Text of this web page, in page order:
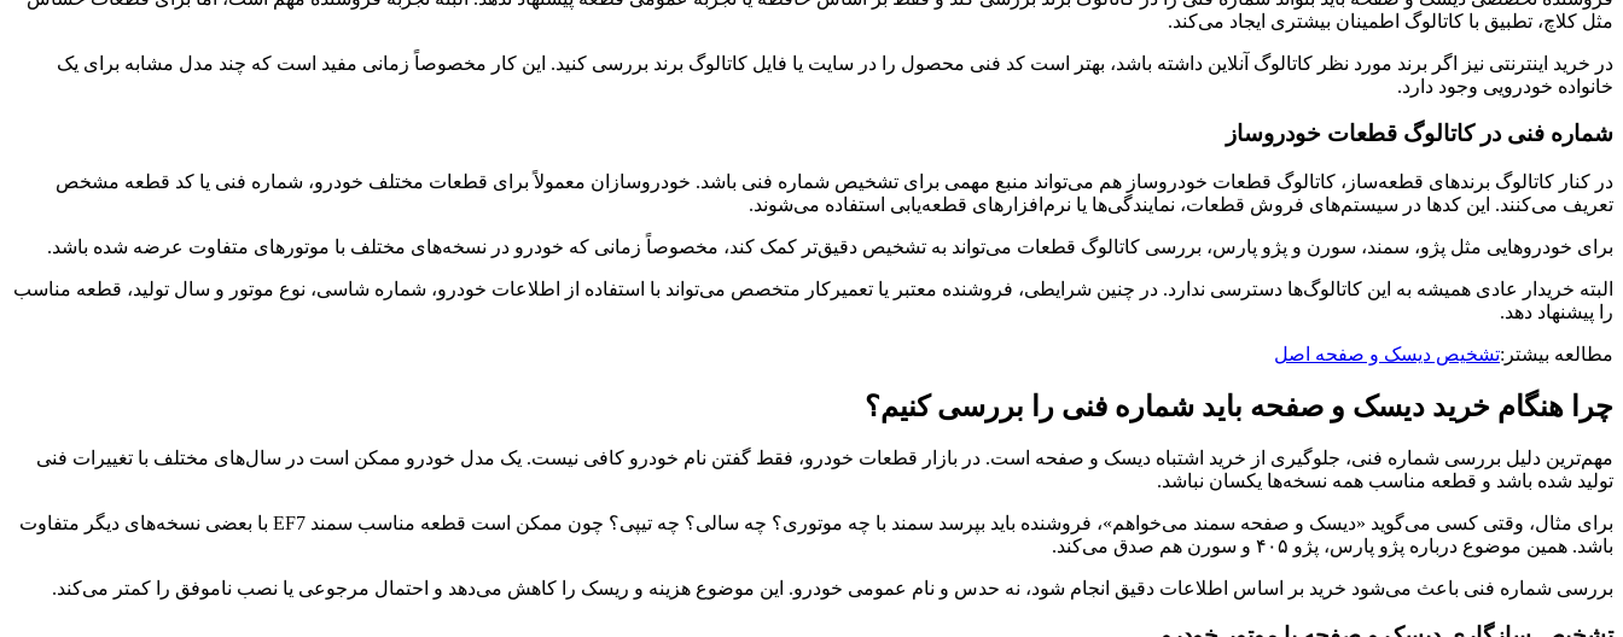
مثل کلاچ، تطبیق با کاتالوگ اطمینان بیشتری ایجاد می‌کند.
در خرید اینترنتی نیز اگر برند مورد نظر کاتالوگ آنلاین داشته باشد، بهتر است کد فنی محصول را در سایت یا فایل کاتالوگ برند بررسی کنید. این کار مخصوصاً زمانی مفید است که چند مدل مشابه برای یک
خانواده خودرویی وجود دارد.
شماره فنی در کاتالوگ قطعات خودروساز
در کنار کاتالوگ برندهای قطعه‌ساز، کاتالوگ قطعات خودروساز هم می‌تواند منبع مهمی برای تشخیص شماره فنی باشد. خودروسازان معمولاً برای قطعات مختلف خودرو، شماره فنی یا کد قطعه مشخص
تعریف می‌کنند. این کدها در سیستم‌های فروش قطعات، نمایندگی‌ها یا نرم‌افزارهای قطعه‌یابی استفاده می‌شوند.
برای خودروهایی مثل پژو، سمند، سورن و پژو پارس، بررسی کاتالوگ قطعات می‌تواند به تشخیص دقیق‌تر کمک کند، مخصوصاً زمانی که خودرو در نسخه‌های مختلف با موتورهای متفاوت عرضه شده باشد.
البته خریدار عادی همیشه به این کاتالوگ‌ها دسترسی ندارد. در چنین شرایطی، فروشنده معتبر یا تعمیرکار متخصص می‌تواند با استفاده از اطلاعات خودرو، شماره شاسی، نوع موتور و سال تولید، قطعه مناسب
را پیشنهاد دهد.
مطالعه بیشتر:تشخیص دیسک و صفحه اصل
چرا هنگام خرید دیسک و صفحه باید شماره فنی را بررسی کنیم؟
مهم‌ترین دلیل بررسی شماره فنی، جلوگیری از خرید اشتباه دیسک و صفحه است. در بازار قطعات خودرو، فقط گفتن نام خودرو کافی نیست. یک مدل خودرو ممکن است در سال‌های مختلف با تغییرات فنی
تولید شده باشد و قطعه مناسب همه نسخه‌ها یکسان نباشد.
برای مثال، وقتی کسی می‌گوید «دیسک و صفحه سمند می‌خواهم»، فروشنده باید بپرسد سمند با چه موتوری؟ چه سالی؟ چه تیپی؟ چون ممکن است قطعه مناسب سمند EF7 با بعضی نسخه‌های دیگر متفاوت
باشد. همین موضوع درباره پژو پارس، پژو ۴۰۵ و سورن هم صدق می‌کند.
بررسی شماره فنی باعث می‌شود خرید بر اساس اطلاعات دقیق انجام شود، نه حدس و نام عمومی خودرو. این موضوع هزینه و ریسک را کاهش می‌دهد و احتمال مرجوعی یا نصب ناموفق را کمتر می‌کند.